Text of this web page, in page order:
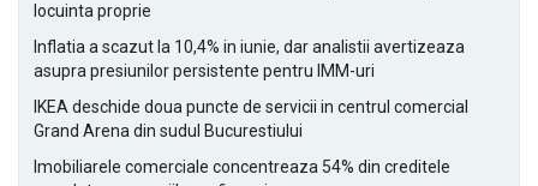
locuinta proprie
Inflatia a scazut la 10,4% in iunie, dar analistii avertizeaza
asupra presiunilor persistente pentru IMM-uri
IKEA deschide doua puncte de servicii in centrul comercial
Grand Arena din sudul Bucurestiului
Imobiliarele comerciale concentreaza 54% din creditele